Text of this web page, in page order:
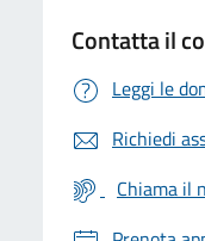
Contatta il
Leggi le
Richiedi
Chiama il